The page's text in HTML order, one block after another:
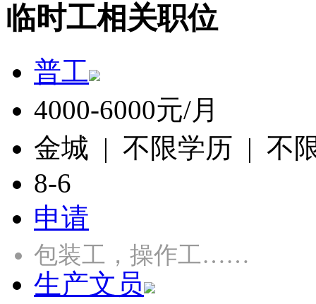
临时工相关职位
普工
4000-6000元/月
金城 | 不限学历 | 不
8-6
申请
包装工，操作工……
生产文员